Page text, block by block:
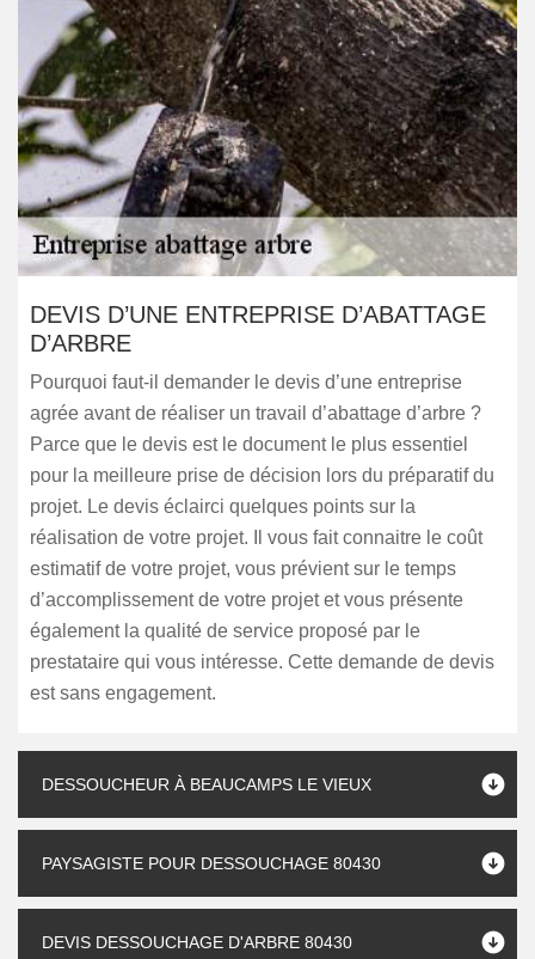
DEVIS D’UNE ENTREPRISE D’ABATTAGE
D’ARBRE
Pourquoi faut-il demander le devis d’une entreprise
agrée avant de réaliser un travail d’abattage d’arbre ?
Parce que le devis est le document le plus essentiel
pour la meilleure prise de décision lors du préparatif du
projet. Le devis éclairci quelques points sur la
réalisation de votre projet. Il vous fait connaitre le coût
estimatif de votre projet, vous prévient sur le temps
d’accomplissement de votre projet et vous présente
également la qualité de service proposé par le
prestataire qui vous intéresse. Cette demande de devis
est sans engagement.
DESSOUCHEUR À BEAUCAMPS LE VIEUX
PAYSAGISTE POUR DESSOUCHAGE 80430
DEVIS DESSOUCHAGE D'ARBRE 80430